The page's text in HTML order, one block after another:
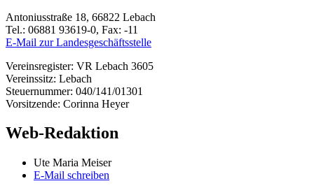
Antoniusstraße 18, 66822 Lebach
Tel.: 06881 93619-0, Fax: -11
E-Mail zur Landesgeschäftsstelle
Vereinsregister: VR Lebach 3605
Vereinssitz: Lebach
Steuernummer: 040/141/01301
Vorsitzende: Corinna Heyer
Web-Redaktion
Ute Maria Meiser
E-Mail schreiben